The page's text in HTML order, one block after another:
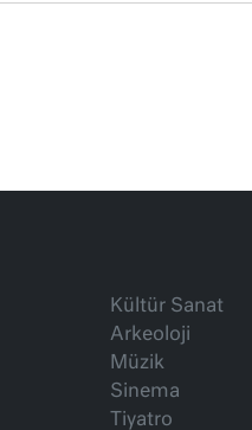
Kültür Sanat
Arkeoloji
Müzik
Sinema
Tiyatro